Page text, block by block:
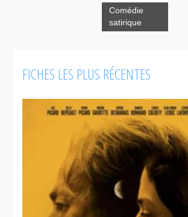
Comédie
satirique
FICHES LES PLUS RÉCENTES